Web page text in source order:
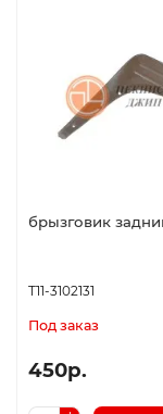
брызговик
T11-3102131
Под заказ
450р.